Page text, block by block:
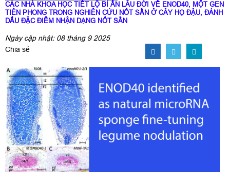
CÁC NHÀ KHOA HỌC TIẾT LỘ BÍ ẨN LÂU ĐỜI VỀ ENOD40, MỘT GEN
TIÊN PHONG TRONG NGHIÊN CỨU NỐT SẦN Ở CÂY HỌ ĐẬU, ĐÁNH
DẤU ĐẶC ĐIỂM NHẬN DẠNG NỐT SẦN
Ngày cập nhật: 08 tháng 9 2025
Chia sẻ